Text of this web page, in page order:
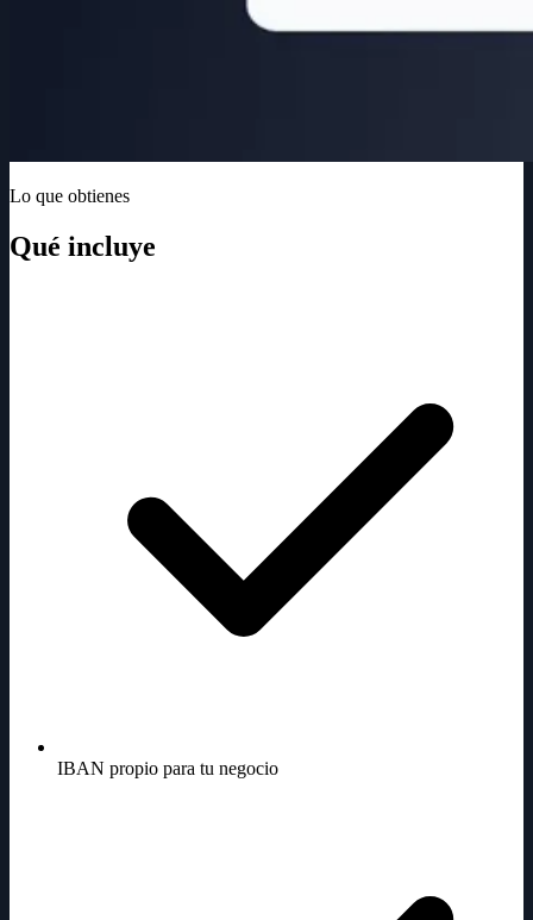
Lo que obtienes
Qué incluye
IBAN propio para tu negocio